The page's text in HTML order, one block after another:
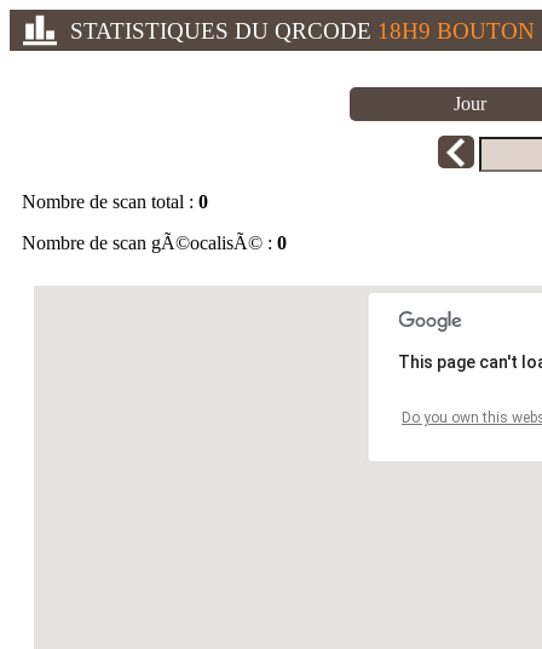
STATISTIQUES DU QRCODE 18H9 BOUTON
Jour
Nombre de scan total : 0
Nombre de scan gÃ©ocalisÃ© : 0
This page can't
Do you own this